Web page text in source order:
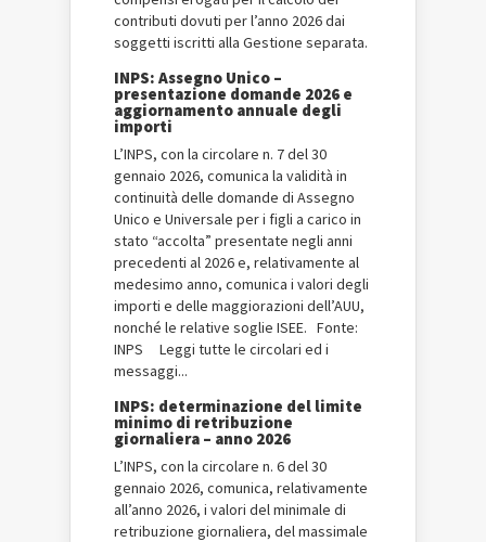
contributi dovuti per l’anno 2026 dai
soggetti iscritti alla Gestione separata.
INPS: Assegno Unico –
presentazione domande 2026 e
aggiornamento annuale degli
importi
L’INPS, con la circolare n. 7 del 30
gennaio 2026, comunica la validità in
continuità delle domande di Assegno
Unico e Universale per i figli a carico in
stato “accolta” presentate negli anni
precedenti al 2026 e, relativamente al
medesimo anno, comunica i valori degli
importi e delle maggiorazioni dell’AUU,
nonché le relative soglie ISEE. Fonte:
INPS Leggi tutte le circolari ed i
messaggi...
INPS: determinazione del limite
minimo di retribuzione
giornaliera – anno 2026
L’INPS, con la circolare n. 6 del 30
gennaio 2026, comunica, relativamente
all’anno 2026, i valori del minimale di
retribuzione giornaliera, del massimale